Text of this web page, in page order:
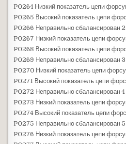
P0264 Низкий показатель цепи
P0265 Высокий показатель цепи
P0266 Неправильно сбалансирован
P0267 Низкий показатель цепи
P0268 Высокий показатель цепи
P0269 Неправильно сбалансирован
P0270 Низкий показатель цепи
P0271 Высокий показатель цепи
P0272 Неправильно сбалансирован
P0273 Низкий показатель цепи
P0274 Высокий показатель цепи
P0275 Неправильно сбалансирован
P0276 Низкий показатель цепи